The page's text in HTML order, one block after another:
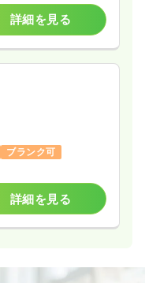
詳細を見る
ブランク可
詳細を見る